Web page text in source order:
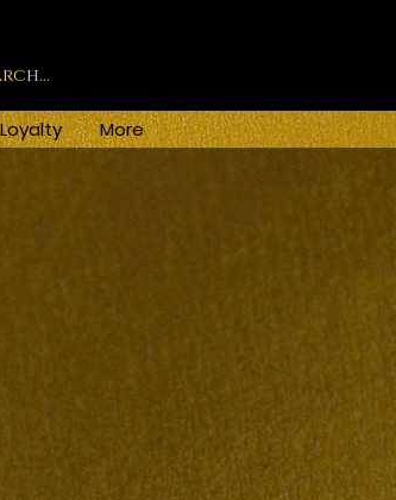
Loyalty More